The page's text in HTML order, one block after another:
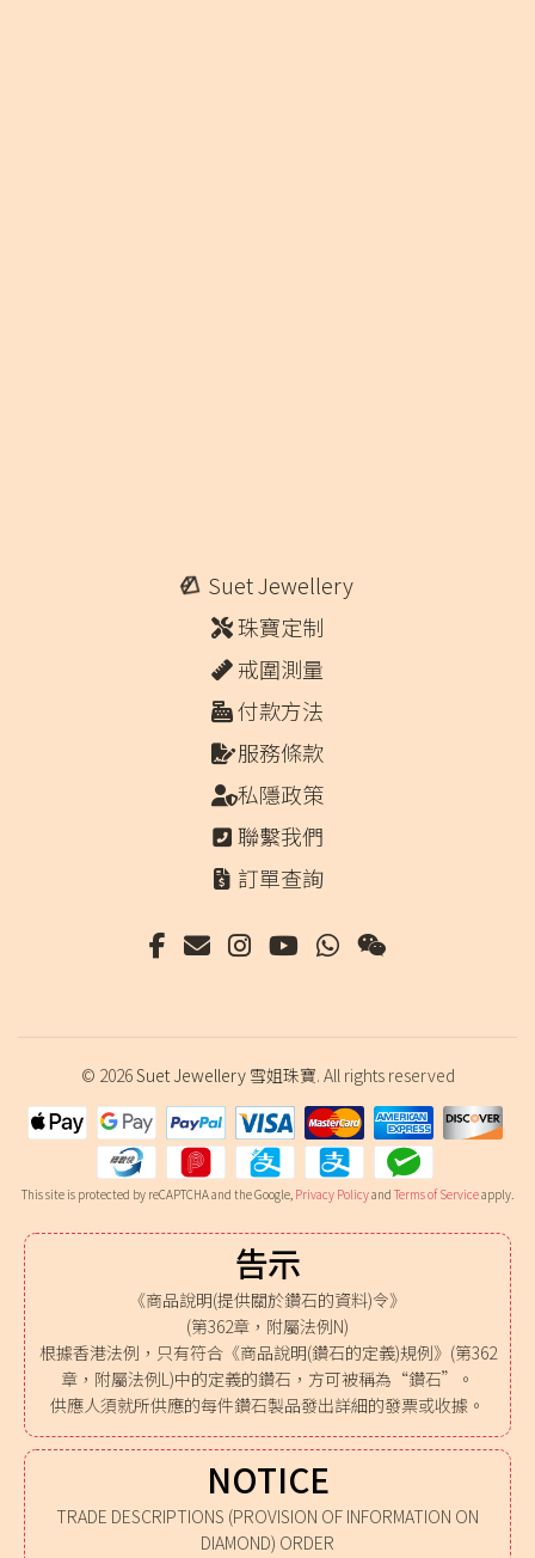
Suet Jewellery
珠寶定制
戒圍測量
付款方法
服務條款
私隱政策
聯繫我們
訂單查詢
© 2026Suet Jewellery 雪姐珠寶. All rights reserved
This site is protected by reCAPTCHA and the Google, Privacy Policyand Terms of Serviceapply.
告示
《商品說明(提供關於鑽石的資料)令》
(第362章，附屬法例N)
根據香港法例，只有符合《商品說明(鑽石的定義)規例》(第362
章，附屬法例L)中的定義的鑽石，方可被稱為“鑽石”。
供應人須就所供應的每件鑽石製品發出詳細的發票或收據。
NOTICE
TRADE DESCRIPTIONS (PROVISION OF INFORMATION ON
DIAMOND) ORDER